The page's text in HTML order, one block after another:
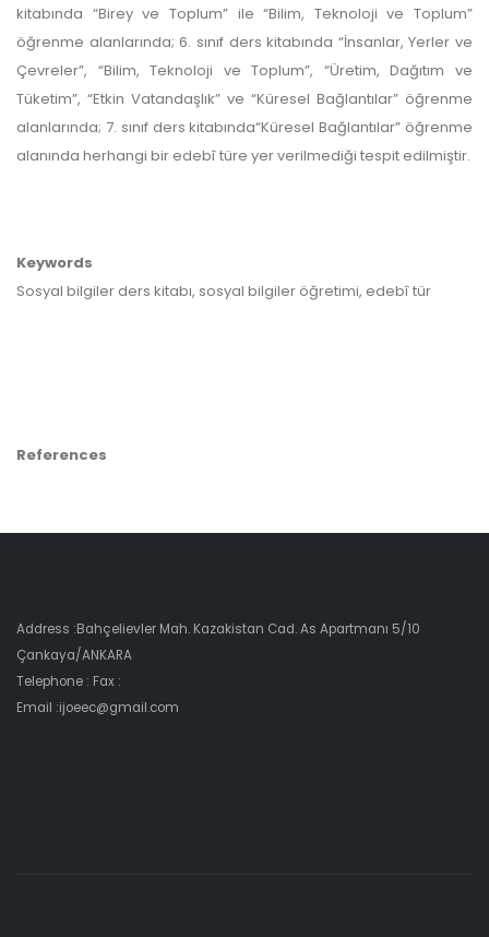
kitabında “Birey ve Toplum” ile “Bilim, Teknoloji ve Toplum”
öğrenme alanlarında; 6. sınıf ders kitabında “İnsanlar, Yerler ve
Çevreler”, “Bilim, Teknoloji ve Toplum”, “Üretim, Dağıtım ve
Tüketim”, “Etkin Vatandaşlık” ve “Küresel Bağlantılar” öğrenme
alanlarında; 7. sınıf ders kitabında“Küresel Bağlantılar” öğrenme
alanında herhangi bir edebî türe yer verilmediği tespit edilmiştir.
Keywords
Sosyal bilgiler ders kitabı, sosyal bilgiler öğretimi, edebî tür
References
Address :Bahçelievler Mah. Kazakistan Cad. As Apartmanı 5/10
Çankaya/ANKARA
Telephone : Fax :
Email :ijoeec@gmail.com